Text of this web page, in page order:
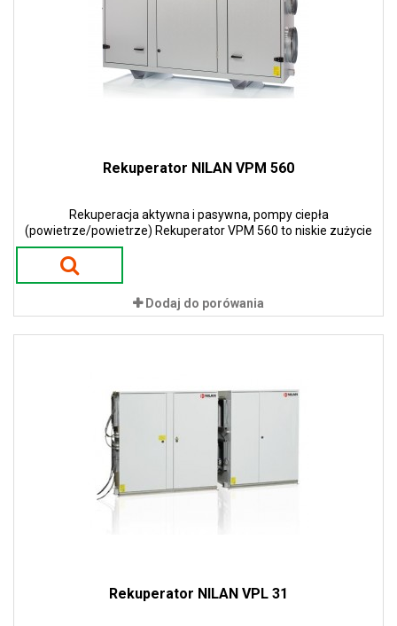
Rekuperator NILAN VPM 560
Rekuperacja aktywna i pasywna, pompy ciepła
(powietrze/powietrze) Rekuperator VPM 560 to niskie zużycie
energii i niskie koszty eksploatacji. Zastosowanie pomp ciepła w
urządzeniach gwarantuje 100 % sprawności w procesie odzysku
ciepła. To przekłada się na ogromne oszczędności energii i tym
samym niskie koszty eksploatacji.
Dodaj do porówania
Rekuperator NILAN VPL 31